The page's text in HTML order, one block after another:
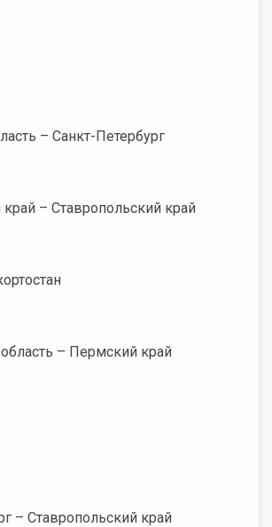
– Санкт-Петербург
– Ставропольский край
– Пермский край
– Ставропольский край